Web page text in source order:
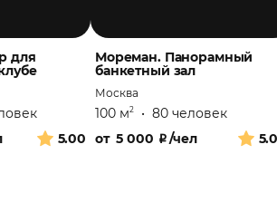
для
5.00
Мореман. Панорамный
банкетный зал
Москва
100 м2 • 80 человек
от5 000 ₽/чел